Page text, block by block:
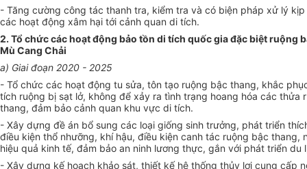
- Tăng cường công tác thanh tra, kiểm tra và có biện pháp xử lý
các hoạt động xâm hại tới cảnh quan di tích.
2. Tổ chức các hoạt động bảo tồn di tích quốc gia đặc biệt ruộng
Mù Cang Chải
a) Giai đoạn 2020 - 2025
- Tổ chức các hoạt động tu sửa, tôn tạo ruộng bậc thang, khắc
tích ruộng bị sạt lở, không để xảy ra tình trạng hoang hóa các thửa
thang, đảm bảo cảnh quan khu vực di tích.
- Xây dựng đề án bổ sung các loại giống sinh trưởng, phát triển
điều kiện thổ nhưỡng, khí hậu, điều kiện canh tác ruộng bậc thang,
hiệu quả kinh tế, đảm bảo an ninh lương thực, gắn với phát triển du
- Xây dựng kế hoạch khảo sát, thiết kế hệ thống thủy lợi cung cấp